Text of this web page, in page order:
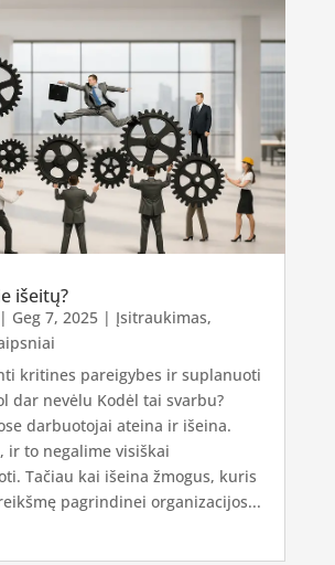
išeitų?
Geg 7, 2025| Įsitraukimas,
kritines pareigybes ir suplanuoti
dar nevėlu Kodėl tai svarbu?
darbuotojai ateina ir išeina.
ir to negalime visiškai
Tačiau kai išeina žmogus, kuris
pagrindinei organizacijos...